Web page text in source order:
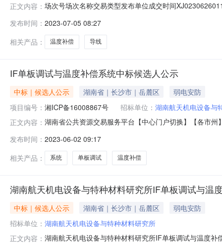
正文内容： 场次号场次名称交易类型发布单位成交时间
发布时间： 2023-07-05 08:27
相关产品：
温度补偿 导线
IF单板调试与温度补偿系统中标候选人公示
中标｜候选人公示 湖南省｜长沙市｜岳麓区
弱电安防
项目编号： 湘ICP备16008867号 招标单位： 湖南航天机电设备与
正文内容： 湖南省公共资源交易服务平台【中心门户切换】【各市
示时间：2023-06-0110:37:03来源：省本级浏览次数：
发布时间： 2023-06-02 09:17
相关产品：
系统 单板调试 温度补偿
湖南航天机电设备与特种材料研究所IF单板调试与温
中标｜候选人公示 湖南省｜长沙市｜岳麓区
弱电安防
招标单位： 湖南航天机电设备与特种材料研究所
正文内容： 湖南航天机电设备与特种材料研究所IF单板调试与温度